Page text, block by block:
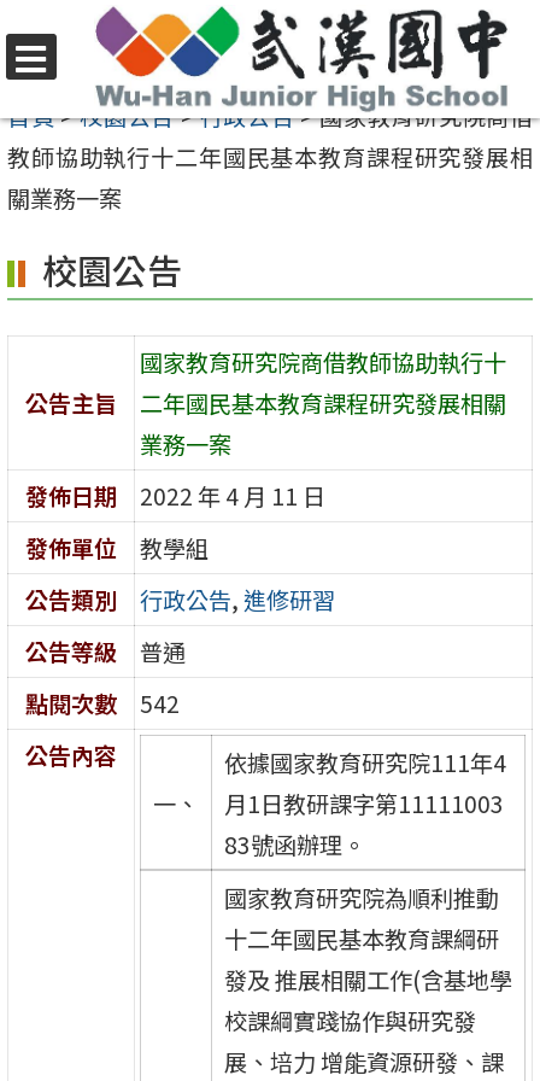
至
要
內
區
選
單
首頁>校園公告>行政公告>國家教育研究院商借
教師協助執行十二年國民基本教育課程研究發展相
關業務一案
校園公告
公告主旨
國家教育研究院商借教師協助執行十
二年國民基本教育課程研究發展相關
業務一案
發佈日期
2022 年 4 月 11 日
發佈單位
教學組
公告類別
行政公告,進修研習
公告等級
普通
點閱次數
542
公告內容
一、
依據國家教育研究院111年4
月1日教研課字第11111003
83號函辦理。
國家教育研究院為順利推動
十二年國民基本教育課綱研
發及 推展相關工作(含基地學
校課綱實踐協作與研究發
展、培力 增能資源研發、課